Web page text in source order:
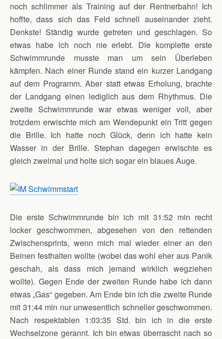
noch schlimmer als Training auf der Rentnerbahn! Ich
hoffte, dass sich das Feld schnell auseinander zieht.
Denkste! Ständig wurde getreten und geschlagen. So
etwas habe ich noch nie erlebt. Die komplette erste
Schwimmrunde musste man um sein Überleben
kämpfen. Nach einer Runde stand ein kurzer Landgang
auf dem Programm. Aber statt etwas Erholung, brachte
der Landgang einen lediglich aus dem Rhythmus. Die
zweite Schwimmrunde war etwas weniger voll, aber
trotzdem erwischte mich am Wendepunkt ein Tritt gegen
die Brille. Ich hatte noch Glück, denn ich hatte kein
Wasser in der Brille. Stephan dagegen erwischte es
gleich zweimal und holte sich sogar ein blaues Auge.
Die erste Schwimmrunde bin ich mit 31:52 min recht
locker geschwommen, abgesehen von den rettenden
Zwischensprints, wenn mich mal wieder einer an den
Beinen festhalten wollte (wobei das wohl eher aus Panik
geschah, als dass mich jemand wirklich wegziehen
wollte). Gegen Ende der zweiten Runde habe ich dann
etwas „Gas“ gegeben. Am Ende bin ich die zweite Runde
mit 31:44 min nur unwesentlich schneller geschwommen.
Nach respektablen 1:03:35 Std. bin ich in die erste
Wechselzone gerannt. Ich bin etwas überrascht nach so